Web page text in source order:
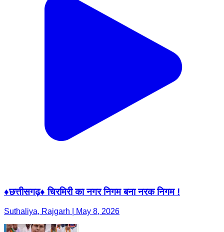
♦️छत्तीसगढ़♦️ चिरमिरी का नगर निगम बना नरक निगम !
Suthaliya, Rajgarh | May 8, 2026